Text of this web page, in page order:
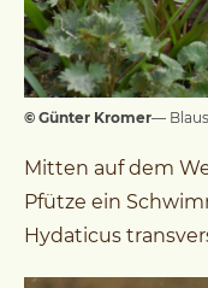
© Günter Kromer—
Mitten auf dem
Pfütze ein
Hydaticus